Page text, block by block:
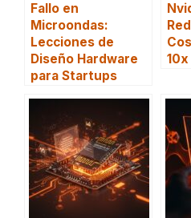
Fallo en
Microondas:
Lecciones de
Diseño Hardware
para Startups